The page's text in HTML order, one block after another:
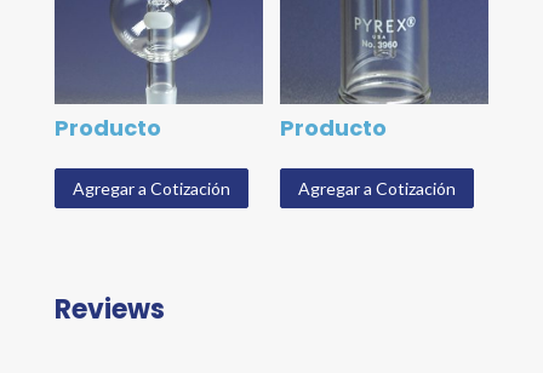
Producto
Agregar a Cotización
Producto
Agregar a Cotización
Reviews